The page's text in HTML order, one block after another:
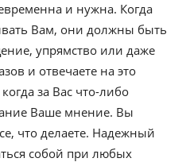
и нужна. Когда
Вам, они должны быть
упрямство или даже
и отвечаете на это
за Вас что-либо
Ваше мнение. Вы
что делаете. Надежный
собой при любых